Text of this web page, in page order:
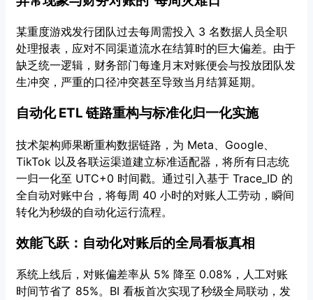
某重度游戏发行团队过去每周需投入 3 名数据人员全职
处理报表，应对不同渠道流水在结算时的巨大偏差。由于
缺乏统一逻辑，财务部门每逢月末对账便会与投放团队发
生冲突，严重的口径冲突甚至导致当月结算延期。
自动化 ETL 链路重构与标准化归一化实施
技术架构师果断重构数据链路，为 Meta、Google、
TikTok 以及各联运渠道建立标准适配器，将所有日志统
一归一化至 UTC+0 时间戳。通过引入基于 Trace_ID 的
全自动对账中台，将每周 40 小时的对账人工劳动，瞬间
转化为秒级的自动化运行流程。
效能飞跃：自动化对账后的全局看板真相
系统上线后，对账偏差率从 5% 降至 0.08%，人工对账
时间节省了 85%。BI 看板首次实现了秒级全局联动，发